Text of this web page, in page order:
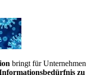
bringt für Unternehmen
zu